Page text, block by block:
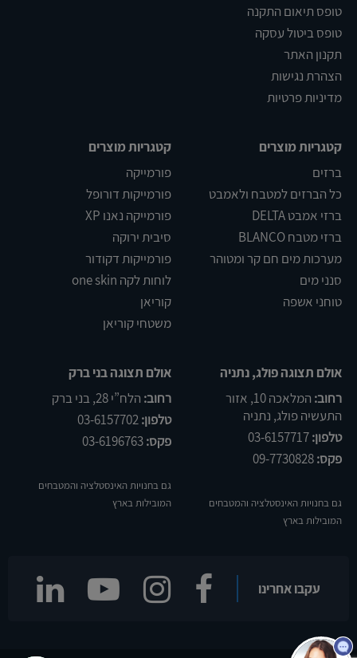
טופס תיאום התקנה
טופס ביטול עסקה
תקנון האתר
הצהרת נגישות
מדיניות פרטיות
קטגריות מוצרים
ברזים
כל הברזים למטבח ולאמבט
ברזי אמבט DELTA
ברזי מטבח BLANCO
מערכות מים חם קר ומטוהר
סנני מים
טוחני אשפה
קטגריות מוצרים
פורמייקה
פורמייקות דורופל
פורמייקה נאנו XP
סיבית ירוקה
פורמייקות דקודור
לוחות לקה one skin
קוריאן
משטחי קוריאן
אולם תצוגה פולג, נתניה
רחוב:
המלאכה 10, אזור
התעשיה פולג, נתניה
טלפון:03-6157717
פקס:
גם בחנויות האינסטלציה והמטבחים
המובילות בארץ
אולם תצוגה בני ברק
רחוב: הלח”י 28, בני ברק
טלפון:03-6157702
פקס:
גם בחנויות האינסטלציה והמטבחים
המובילות בארץ
עקבו אחרינו
צריך עזרה? התחל